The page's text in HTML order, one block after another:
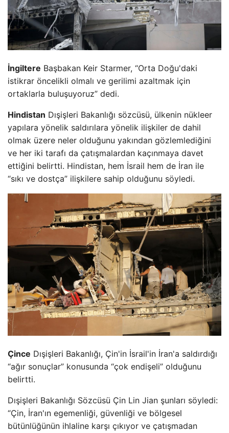
İngiltere Başbakan Keir Starmer, “Orta Doğu'daki
istikrar öncelikli olmalı ve gerilimi azaltmak için
ortaklarla buluşuyoruz” dedi.
Hindistan Dışişleri Bakanlığı sözcüsü, ülkenin nükleer
yapılara yönelik saldırılara yönelik ilişkiler de dahil
olmak üzere neler olduğunu yakından gözlemlediğini
ve her iki tarafı da çatışmalardan kaçınmaya davet
ettiğini belirtti. Hindistan, hem İsrail hem de İran ile
“sıkı ve dostça” ilişkilere sahip olduğunu söyledi.
Çince Dışişleri Bakanlığı, Çin'in İsrail'in İran'a saldırdığı
“ağır sonuçlar” konusunda “çok endişeli” olduğunu
belirtti.
Dışişleri Bakanlığı Sözcüsü Çin Lin Jian şunları söyledi:
“Çin, İran'ın egemenliği, güvenliği ve bölgesel
bütünlüğünün ihlaline karşı çıkıyor ve çatışmadan